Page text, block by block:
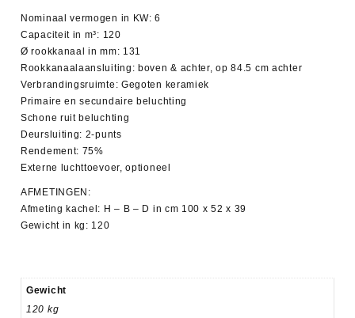
Nominaal vermogen in KW: 6
Capaciteit in m³: 120
Ø rookkanaal in mm: 131
Rookkanaalaansluiting: boven & achter, op 84.5 cm achter
Verbrandingsruimte: Gegoten keramiek
Primaire en secundaire beluchting
Schone ruit beluchting
Deursluiting: 2-punts
Rendement: 75%
Externe luchttoevoer, optioneel
AFMETINGEN:
Afmeting kachel: H – B – D in cm 100 x 52 x 39
Gewicht in kg: 120
Gewicht
120 kg